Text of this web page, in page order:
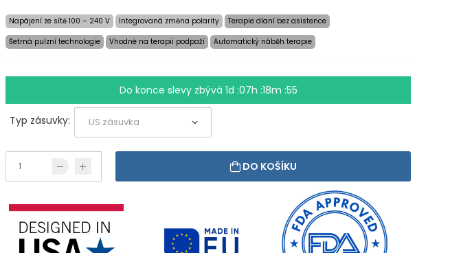
Napájení ze sítě 100 – 240 V Integrovaná změna polarity
Terapie dlaní bez asistence
Šetrná pulzní technologie
Vhodné na terapii podpaží Automatický náběh terapie
Do konce slevy zbývá 1d :07h :18m :55
Typ zásuvky:
DO KOŠÍKU